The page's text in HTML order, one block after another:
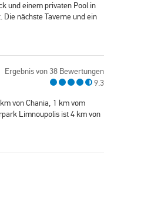
und einem privaten Pool in
nächste Taverne und ein
Ergebnis von 38 Bewertungen
9.3
von Chania, 1 km vom
Limnoupolis ist 4 km von